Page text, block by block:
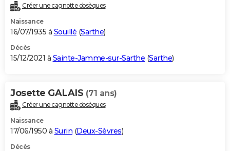
Créer une cagnotte obsèques
Naissance
16/07/1935 à Souillé (Sarthe)
Décès
15/12/2021 à Sainte-Jamme-sur-Sarthe (Sarthe)
Josette GALAIS (71 ans)
Créer une cagnotte obsèques
Naissance
17/06/1950 à Surin (Deux-Sèvres)
Décès